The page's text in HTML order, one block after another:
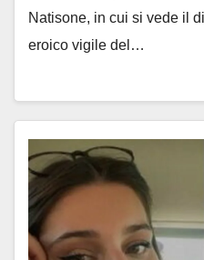
Natisone, in cui si vede il
eroico vigile del…